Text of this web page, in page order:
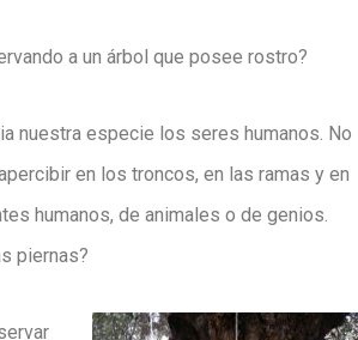
a un árbol que posee rostro?
nuestra especie los seres humanos. No
en los troncos, en las ramas y en
humanos, de animales o de genios.
piernas?